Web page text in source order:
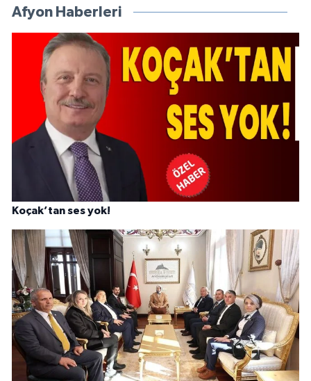
Afyon Haberleri
Koçak’tan ses yok!